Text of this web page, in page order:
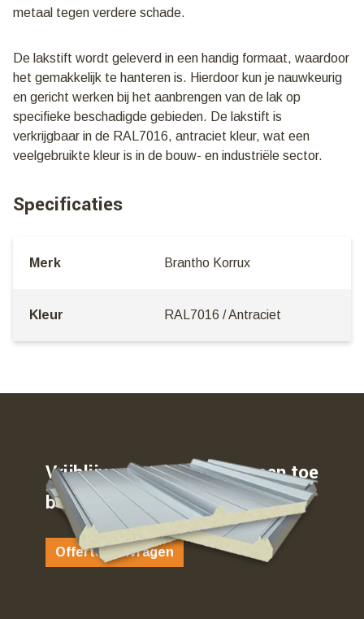
metaal tegen verdere schade.
De lakstift wordt geleverd in een handig formaat, waardoor
het gemakkelijk te hanteren is. Hierdoor kun je nauwkeurig
en gericht werken bij het aanbrengen van de lak op
specifieke beschadigde gebieden. De lakstift is
verkrijgbaar in de RAL7016, antraciet kleur, wat een
veelgebruikte kleur is in de bouw- en industriële sector.
Specificaties
Merk Brantho Korrux
Kleur RAL7016 / Antraciet
Vrijblijvend weten waar u aan toe
bent…
Offerte aanvragen